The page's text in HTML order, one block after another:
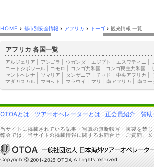
HOME › 都市別安全情報 › アフリカ › トーゴ › 観光情報 一覧
アフリカ 各国一覧
アルジェリア アンゴラ ウガンダ エジプト エスワティニ
コートジボワール
コモロ コンゴ共和国 コンゴ民主共和国
セントヘレナ
ソマリア タンザニア チャド 中央アフリカ
マダガスカル
マヨット マラウイ マリ 南アフリカ 南スー
OTOAとは ツアーオペレーターとは 正会員紹介 賛助
当サイトに掲載されている記事・写真の無断転写・複製を禁
弊会では、当サイトの掲載情報に関するお問合せ・ご質問、